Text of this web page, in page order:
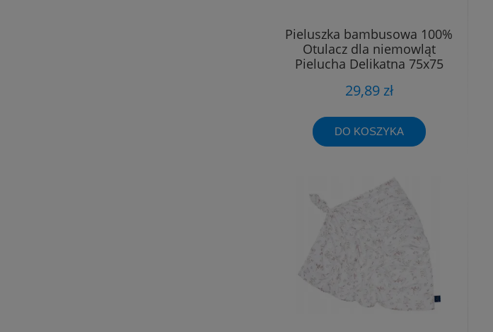
Pieluszka bambusowa 100%
Otulacz dla niemowląt
Pielucha Delikatna 75x75
29,89 zł
DO KOSZYKA